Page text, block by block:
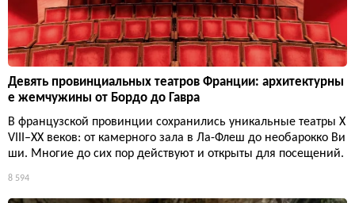
Девять провинциальных театров Франции: архитектурны
е жемчужины от Бордо до Гавра
В французской провинции сохранились уникальные театры X
VIII–XX веков: от камерного зала в Ла-Флеш до необарокко Ви
ши. Многие до сих пор действуют и открыты для посещений.
8 594